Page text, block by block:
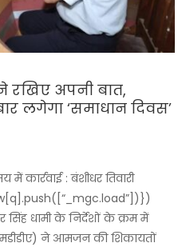
अपनी बात,
लगेगा ‘समाधान दिवस’
कार्रवाई : बंशीधर तिवारी
सिंह धामी के निर्देशों के क्रम में
ने आमजन की शिकायतों